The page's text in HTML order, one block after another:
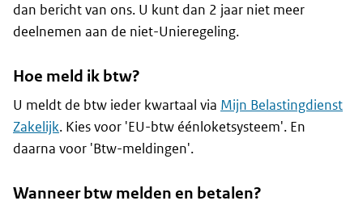
dan bericht van ons. U kunt dan 2 jaar niet meer
deelnemen aan de niet-Unieregeling.
Hoe meld ik btw?
U meldt de btw ieder kwartaal via Mijn Belastingdienst
Zakelijk. Kies voor 'EU-btw éénloketsysteem'. En
daarna voor 'Btw-meldingen'.
Wanneer btw melden en betalen?